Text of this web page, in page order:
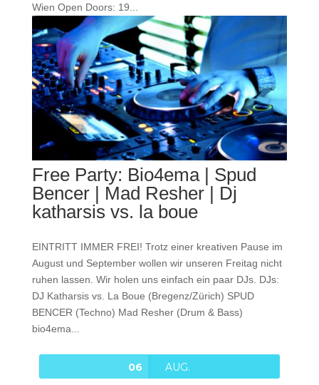
Wien Open Doors: 19...
Free Party: Bio4ema | Spud
Bencer | Mad Resher | Dj
katharsis vs. la boue
EINTRITT IMMER FREI! Trotz einer kreativen Pause im
August und September wollen wir unseren Freitag nicht
ruhen lassen. Wir holen uns einfach ein paar DJs. DJs:
DJ Katharsis vs. La Boue (Bregenz/Zürich) SPUD
BENCER (Techno) Mad Resher (Drum & Bass)
bio4ema...
06 AUG.